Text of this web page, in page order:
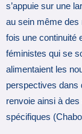
s’appuie sur une
au sein même
fois une continuité
féministes qui se
alimentaient les
perspectives dans
renvoie ainsi à
spécifiques